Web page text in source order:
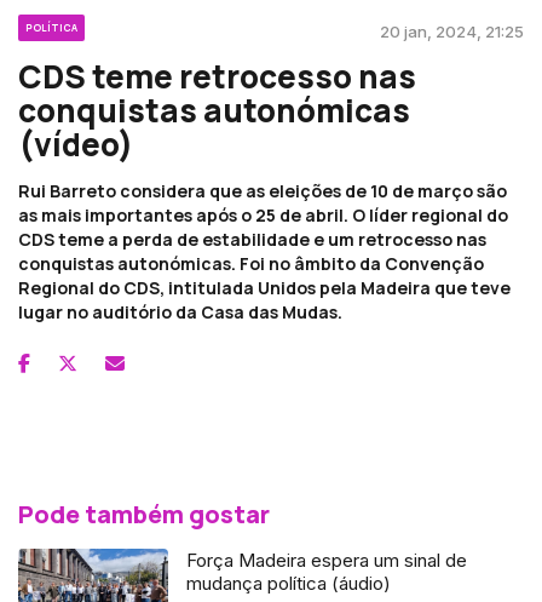
POLÍTICA 20 jan, 2024, 21:25
CDS teme retrocesso nas
conquistas autonómicas
(vídeo)
Rui Barreto considera que as eleições de 10 de março são
as mais importantes após o 25 de abril. O líder regional do
CDS teme a perda de estabilidade e um retrocesso nas
conquistas autonómicas. Foi no âmbito da Convenção
Regional do CDS, intitulada Unidos pela Madeira que teve
lugar no auditório da Casa das Mudas.
Pode também gostar
Força Madeira espera um sinal de
mudança política (áudio)